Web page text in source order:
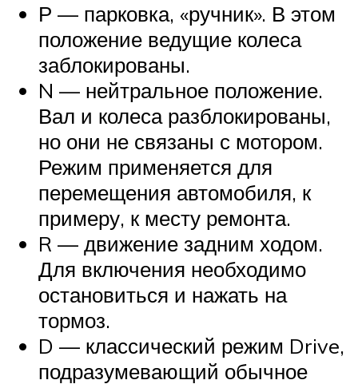
Р — парковка, «ручник». В этом
положение ведущие колеса
заблокированы.
N — нейтральное положение.
Вал и колеса разблокированы,
но они не связаны с мотором.
Режим применяется для
перемещения автомобиля, к
примеру, к месту ремонта.
R — движение задним ходом.
Для включения необходимо
остановиться и нажать на
тормоз.
D — классический режим Drive,
подразумевающий обычное